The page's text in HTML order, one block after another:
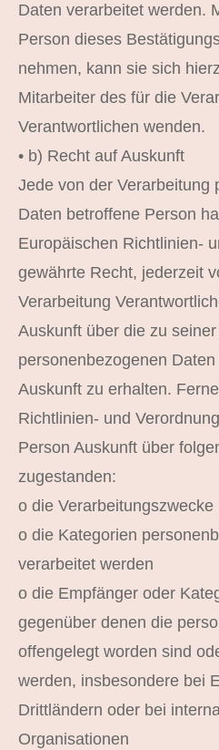
Daten verarbeitet werden.
Person dieses
nehmen, kann sie sich
Mitarbeiter des für die
Verantwortlichen wenden.
• b) Recht auf Auskunft
Jede von der Verarbeitung
Daten betroffene Person
Europäischen Richtlinien-
gewährte Recht, jederzeit
Verarbeitung
Auskunft über die zu
personenbezogenen
Auskunft zu erhalten.
Richtlinien- und
Person Auskunft über
zugestanden:
o die Verarbeitungszwecke
o die Kategorien
verarbeitet werden
o die Empfänger oder
gegenüber denen die
offengelegt worden sind
werden, insbesondere bei
Drittländern oder bei
Organisationen